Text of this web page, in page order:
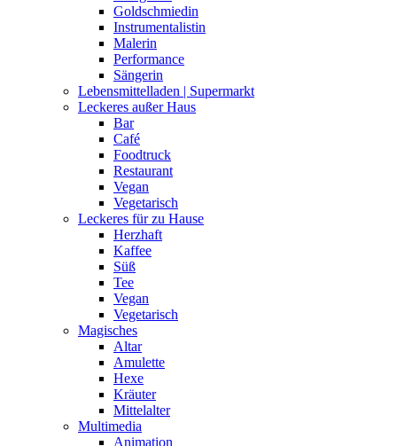
Goldschmiedin
Instrumentalistin
Malerin
Performance
Sängerin
Lebensmittelladen | Supermarkt
Leckeres außer Haus
Bar
Café
Foodtruck
Restaurant
Vegan
Vegetarisch
Leckeres für zu Hause
Herzhaft
Kaffee
Süß
Tee
Vegan
Vegetarisch
Magisches
Altar
Amulette
Hexe
Kräuter
Mittelalter
Multimedia
Animation